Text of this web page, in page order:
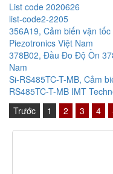
List code 2020626
list-code2-2205
356A19, Cảm biến vận
Piezotronics Việt Nam
378B02, Đầu Đo Độ Ồn
Nam
Si-RS485TC-T-MB, Cảm
RS485TC-T-MB IMT
Trước
1 2 3 4